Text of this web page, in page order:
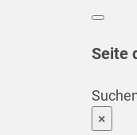
Seite
×